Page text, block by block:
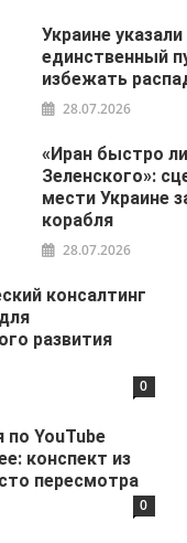
Украине указали
единственный
избежать
28.07.2026
«Иран быстро
Зеленского»:
мести Украине
корабля
28.07.2026
консалтинг
развития
0
по YouTube
конспект из
пересмотра
0